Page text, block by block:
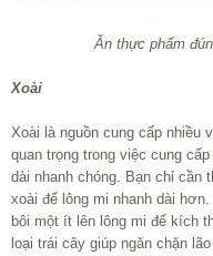
Ăn thực phẩm
Xoài
Xoài là nguồn cung cấp nhiều
quan trọng trong việc cung
dài nhanh chóng. Bạn chỉ cần
xoài để lông mi nhanh dài
bôi một ít lên lông mi để kích
loại trái cây giúp ngăn chặn